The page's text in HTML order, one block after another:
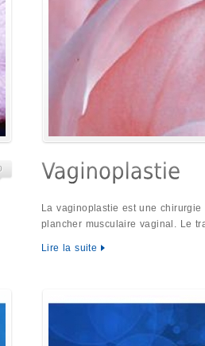
La vaginoplastie est une
plancher musculaire vaginal. Le
Lire la suite